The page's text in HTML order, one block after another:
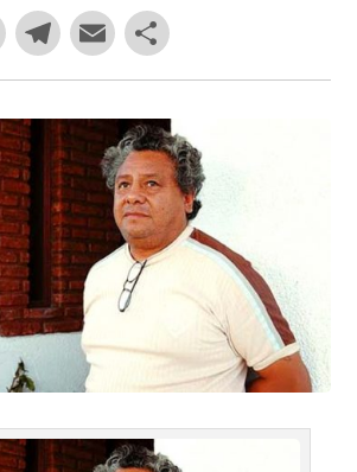
W
h
at
s
A
p
p
T
el
e
gr
a
m
E
m
ai
l
o
p
ar
tir